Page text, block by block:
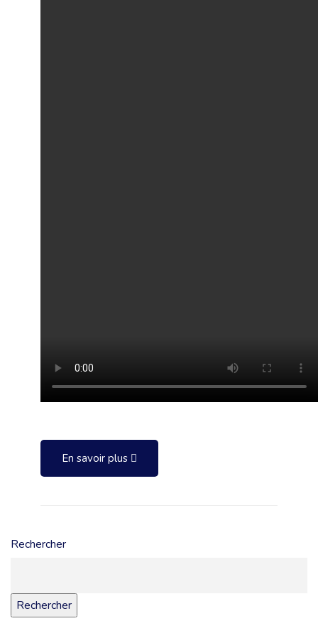
En savoir plus
Rechercher
Rechercher